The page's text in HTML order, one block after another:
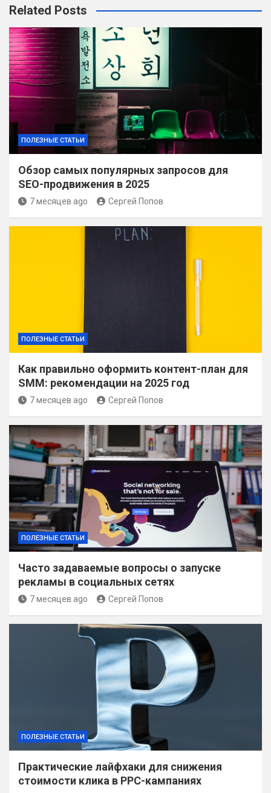
Related Posts
ПОЛЕЗНЫЕ СТАТЬИ
Обзор самых популярных запросов для
SEO-продвижения в 2025
7 месяцев ago Сергей Попов
ПОЛЕЗНЫЕ СТАТЬИ
Как правильно оформить контент-план для
SMM: рекомендации на 2025 год
7 месяцев ago Сергей Попов
ПОЛЕЗНЫЕ СТАТЬИ
Часто задаваемые вопросы о запуске
рекламы в социальных сетях
7 месяцев ago Сергей Попов
ПОЛЕЗНЫЕ СТАТЬИ
Практические лайфхаки для снижения
стоимости клика в PPC-кампаниях